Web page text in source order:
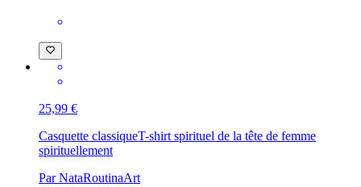
25,99 €
Casquette classiqueT-shirt spirituel de la tête de femme
spirituellement
Par NataRoutinaArt